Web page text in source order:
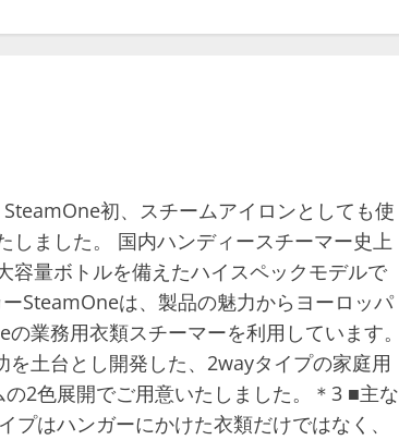
初、スチームアイロンとしても使
しました。 国内ハンディースチーマー史上
量ボトルを備えたハイスペックモデルで
SteamOneは、製品の魅力からヨーロッパ
業務用衣類スチーマーを利用しています。
土台とし開発した、2wayタイプの家庭用
2色展開でご用意いたしました。＊3 ■主な
はハンガーにかけた衣類だけではなく、